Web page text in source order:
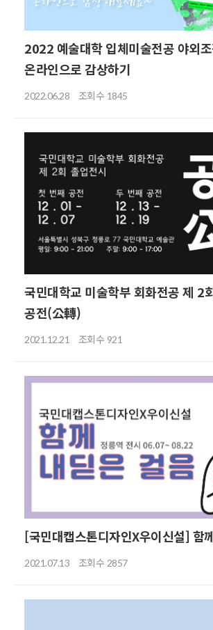
2022 예술대학 입체미술전공 야외
온라인으로 감상하기
2022.06.28 조회수 1845
국민대학교 미술학부 회화전공 제 2
공전(公轉)
2021.12.21 조회수 921
[국민대캡스톤디자인X우이신설] 함
2021.07.13 조회수 2857